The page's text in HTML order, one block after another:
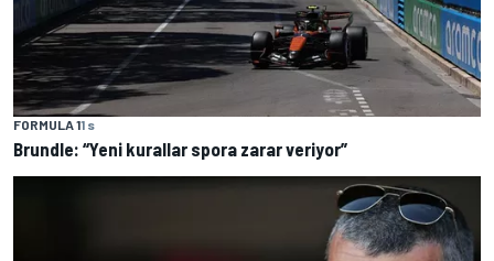
FORMULA 11 s
Brundle: “Yeni kurallar spora zarar veriyor”